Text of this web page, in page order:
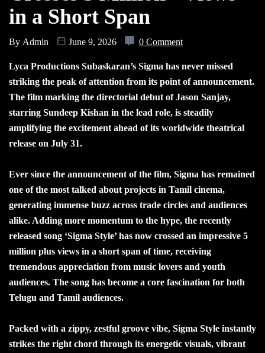
in a Short Span
By Admin June 9, 2026 0 Comment
Lyca Productions Subaskaran’s Sigma has never missed
striking the peak of attention from its point of announcement.
The film marking the directorial debut of Jason Sanjay,
starring Sundeep Kishan in the lead role, is steadily
amplifying the excitement ahead of its worldwide theatrical
release on July 31.
Ever since the announcement of the film, Sigma has remained
one of the most talked about projects in Tamil cinema,
generating immense buzz across trade circles and audiences
alike. Adding more momentum to the hype, the recently
released song ‘Sigma Style’ has now crossed an impressive 5
million plus views in a short span of time, receiving
tremendous appreciation from music lovers and youth
audiences. The song has become a core fascination for both
Telugu and Tamil audiences.
Packed with a zippy, zestful groove vibe, Sigma Style instantly
strikes the right chord through its energetic visuals, vibrant